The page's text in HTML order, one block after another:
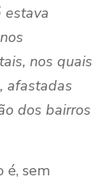
estava
nos quais
afastadas
dos bairros
é, sem